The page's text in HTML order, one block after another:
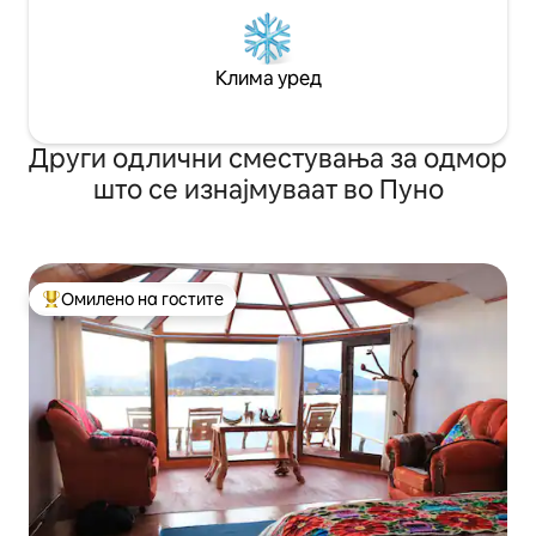
Клима уред
Други одлични сместувања за одмор
што се изнајмуваат во Пуно
Меѓу најуспешните „Омилени на гостите“
Омилено на гостите